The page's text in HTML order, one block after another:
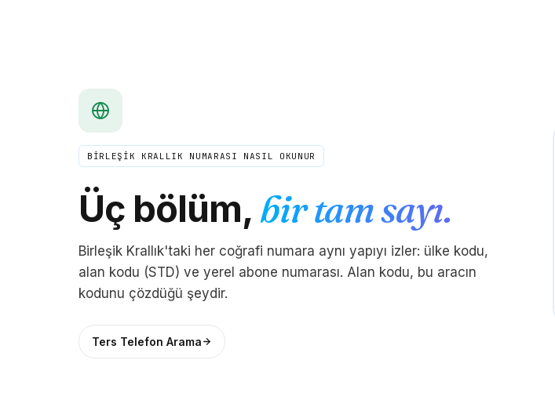
BİRLEŞİK KRALLIK NUMARASI NASIL OKUNUR
Üç bölüm, bir tam sayı.
Birleşik Krallık'taki her coğrafi numara aynı yapıyı izler: ülke kodu,
alan kodu (STD) ve yerel abone numarası. Alan kodu, bu aracın
kodunu çözdüğü şeydir.
Ters Telefon Arama